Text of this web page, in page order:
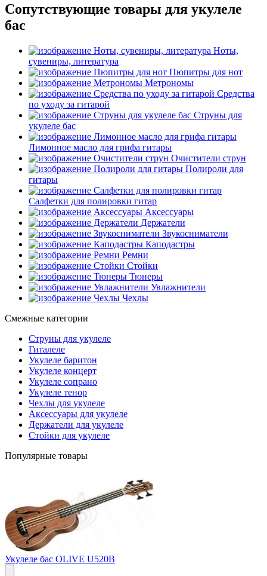
Сопутствующие товары для укулеле
бас
Ноты,
сувениры, литература
Пюпитры для нот
Метрономы
Средства
по уходу за гитарой
Струны для
укулеле бас
Лимонное масло для грифа гитары
Очистители струн
Полироли для
гитары
Салфетки для полировки гитар
Аксессуары
Держатели
Звукосниматели
Каподастры
Ремни
Стойки
Тюнеры
Увлажнители
Чехлы
Смежные категории
Струны для укулеле
Гиталеле
Укулеле баритон
Укулеле концерт
Укулеле сопрано
Укулеле тенор
Чехлы для укулеле
Аксессуары для укулеле
Держатели для укулеле
Стойки для укулеле
Популярные товары
Укулеле бас OLIVE U520B